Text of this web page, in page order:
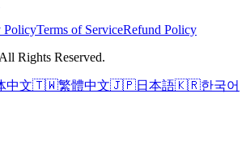
PolicyTerms of ServiceRefund Policy
Rights Reserved.
中文🇹🇼繁體中文🇯🇵日本語🇰🇷한국어